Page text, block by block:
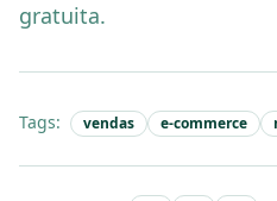
gratuita.
Tags: vendas e-commerce